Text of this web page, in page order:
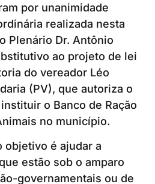
por unanimidade
realizada nesta
Plenário Dr. Antônio
ao projeto de lei
do vereador Léo
(PV), que autoriza o
o Banco de Ração
no município.
objetivo é ajudar a
estão sob o amparo
governamentais ou de